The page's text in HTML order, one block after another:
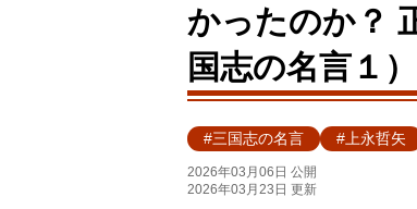
かったのか？
国志の名言１）
#三国志の名言 #上永哲矢
2026年03月06日 公開
2026年03月23日 更新